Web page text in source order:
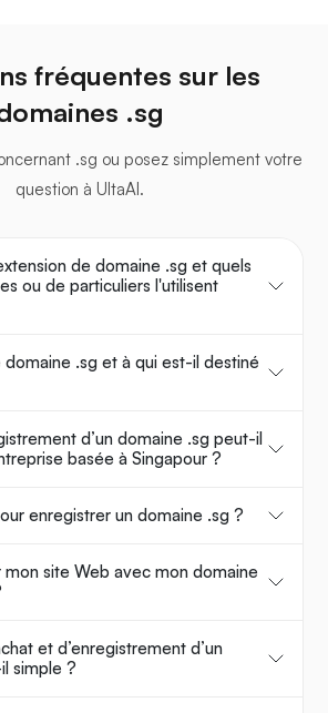
fréquentes sur les
.sg
.sg ou posez simplement votre
question à UltaAI.
de domaine .sg et quels
ou de particuliers l'utilisent
.sg et à qui est-il destiné
d’un domaine .sg peut-il
basée à Singapour ?
enregistrer un domaine .sg ?
mon site Web avec mon domaine
et d’enregistrement d’un
simple ?